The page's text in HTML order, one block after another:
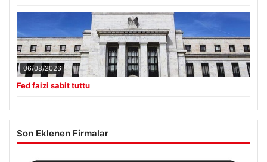
06/08/2026
Fed faizi sabit tuttu
Son Eklenen Firmalar